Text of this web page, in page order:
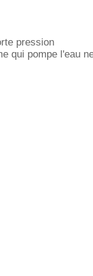
pression
qui pompe l'eau